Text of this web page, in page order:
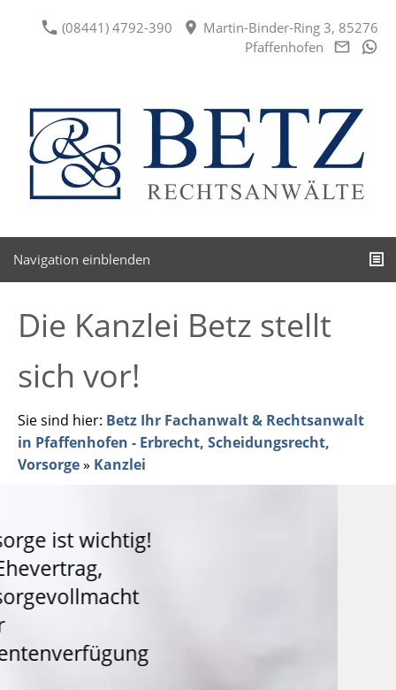
(08441) 4792-390
Martin-Binder-Ring 3, 85276
Pfaffenhofen
Navigation einblenden
Die Kanzlei Betz stellt
sich vor!
Sie sind hier: Betz Ihr Fachanwalt & Rechtsanwalt
in Pfaffenhofen - Erbrecht, Scheidungsrecht,
Vorsorge» Kanzlei